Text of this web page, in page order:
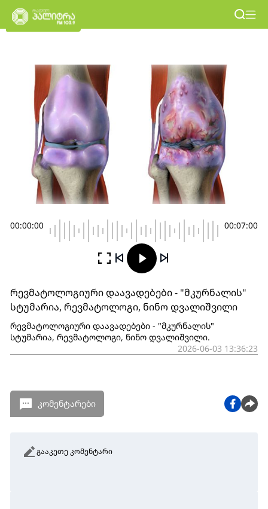
00:00:00 00:07:00
რევმატოლოგიური დაავადებები - "მკურნალის"
სტუმარია, რევმატოლოგი, ნინო დვალიშვილი
რევმატოლოგიური დაავადებები - "მკურნალის"
სტუმარია, რევმატოლოგი, ნინო დვალიშვილი.
2026-06-03 13:36:23
კომენტარები
გააკეთე კომენტარი